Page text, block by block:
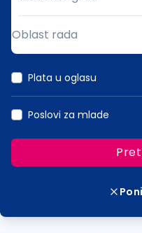
Grad
Oblast rada
Plata u oglasu
Poslovi za mlade